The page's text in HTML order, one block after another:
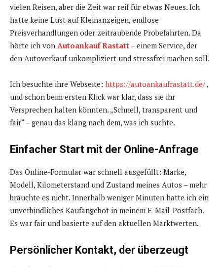
vielen Reisen, aber die Zeit war reif für etwas Neues. Ich
hatte keine Lust auf Kleinanzeigen, endlose
Preisverhandlungen oder zeitraubende Probefahrten. Da
hörte ich von Autoankauf Rastatt – einem Service, der
den Autoverkauf unkompliziert und stressfrei machen soll.
Ich besuchte ihre Webseite: https://autoankaufrastatt.de/,
und schon beim ersten Klick war klar, dass sie ihr
Versprechen halten könnten. „Schnell, transparent und
fair“ – genau das klang nach dem, was ich suchte.
Einfacher Start mit der Online-Anfrage
Das Online-Formular war schnell ausgefüllt: Marke,
Modell, Kilometerstand und Zustand meines Autos – mehr
brauchte es nicht. Innerhalb weniger Minuten hatte ich ein
unverbindliches Kaufangebot in meinem E-Mail-Postfach.
Es war fair und basierte auf den aktuellen Marktwerten.
Persönlicher Kontakt, der überzeugt